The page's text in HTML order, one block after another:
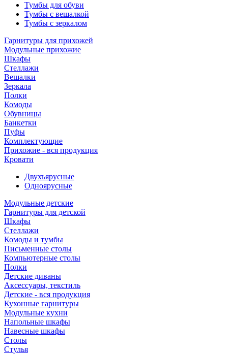
Тумбы для обуви
Тумбы с вешалкой
Тумбы с зеркалом
Гарнитуры для прихожей
Модульные прихожие
Шкафы
Стеллажи
Вешалки
Зеркала
Полки
Комоды
Обувницы
Банкетки
Пуфы
Комплектующие
Прихожие - вся продукция
Кровати
Двухъярусные
Одноярусные
Модульные детские
Гарнитуры для детской
Шкафы
Стеллажи
Комоды и тумбы
Письменные столы
Компьютерные столы
Полки
Детские диваны
Аксессуары, текстиль
Детские - вся продукция
Кухонные гарнитуры
Модульные кухни
Напольные шкафы
Навесные шкафы
Столы
Стулья